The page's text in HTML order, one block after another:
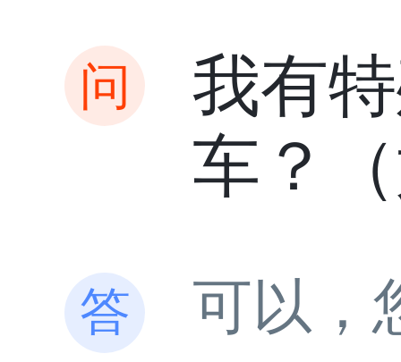
我有
车？
可以，